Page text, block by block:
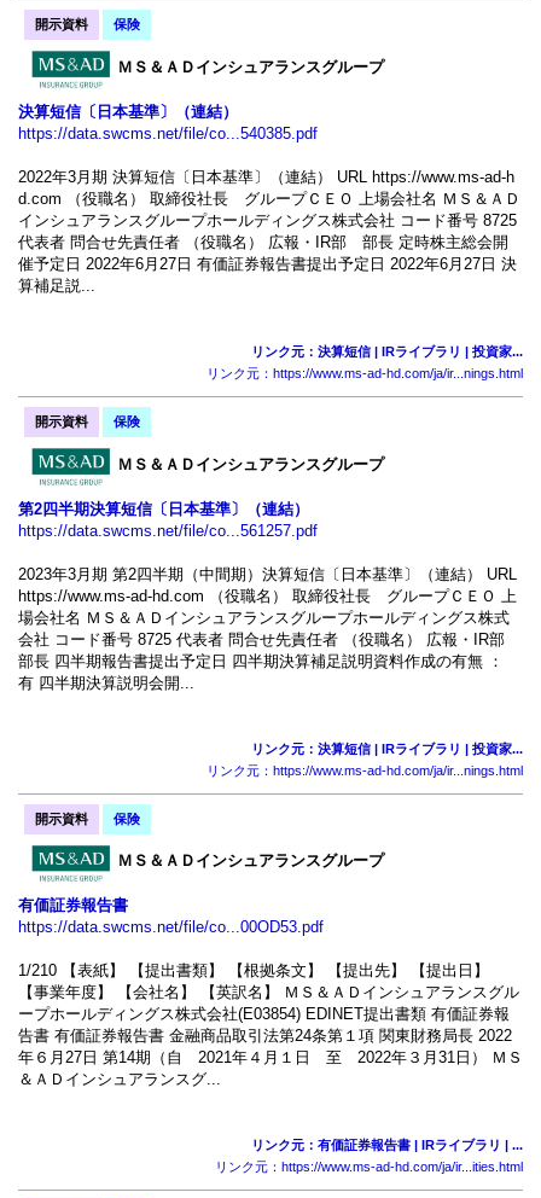
開示資料 保険
ＭＳ＆ＡＤインシュアランスグループ
決算短信〔日本基準〕（連結）
https://data.swcms.net/file/co...540385.pdf
2022年3月期 決算短信〔日本基準〕（連結） URL https://www.ms-ad-h
d.com （役職名） 取締役社長 グループＣＥＯ 上場会社名 ＭＳ＆ＡＤ
インシュアランスグループホールディングス株式会社 コード番号 8725
代表者 問合せ先責任者 （役職名） 広報・IR部 部長 定時株主総会開
催予定日 2022年6月27日 有価証券報告書提出予定日 2022年6月27日 決
算補足説...
リンク元：決算短信 | IRライブラリ | 投資家...
リンク元：https://www.ms-ad-hd.com/ja/ir...nings.html
開示資料 保険
ＭＳ＆ＡＤインシュアランスグループ
第2四半期決算短信〔日本基準〕（連結）
https://data.swcms.net/file/co...561257.pdf
2023年3月期 第2四半期（中間期）決算短信〔日本基準〕（連結） URL
https://www.ms-ad-hd.com （役職名） 取締役社長 グループＣＥＯ 上
場会社名 ＭＳ＆ＡＤインシュアランスグループホールディングス株式
会社 コード番号 8725 代表者 問合せ先責任者 （役職名） 広報・IR部
部長 四半期報告書提出予定日 四半期決算補足説明資料作成の有無 ：
有 四半期決算説明会開...
リンク元：決算短信 | IRライブラリ | 投資家...
リンク元：https://www.ms-ad-hd.com/ja/ir...nings.html
開示資料 保険
ＭＳ＆ＡＤインシュアランスグループ
有価証券報告書
https://data.swcms.net/file/co...00OD53.pdf
1/210 【表紙】 【提出書類】 【根拠条文】 【提出先】 【提出日】
【事業年度】 【会社名】 【英訳名】 ＭＳ＆ＡＤインシュアランスグル
ープホールディングス株式会社(E03854) EDINET提出書類 有価証券報
告書 有価証券報告書 金融商品取引法第24条第１項 関東財務局長 2022
年６月27日 第14期（自 2021年４月１日 至 2022年３月31日） ＭＳ
＆ＡＤインシュアランスグ...
リンク元：有価証券報告書 | IRライブラリ | ...
リンク元：https://www.ms-ad-hd.com/ja/ir...ities.html